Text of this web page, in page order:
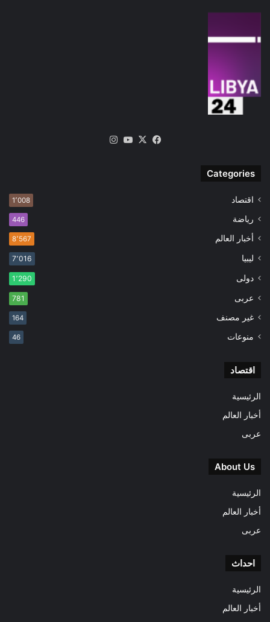
فيسبوك
‫X
‫YouTube
Categories
اقتصاد 1٬008
رياضة 446
أخبار العالم 8٬567
ليبيا 7٬016
دولى 1٬290
عربى 781
غير مصنف 164
منوعات 46
اقتصاد
الرئيسية
أخبار العالم
عربى
About Us
الرئيسية
أخبار العالم
عربى
احداث
الرئيسية
أخبار العالم